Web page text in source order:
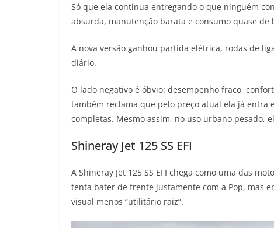
Só que ela continua entregando o que ninguém
absurda, manutenção barata e consumo quase de
A nova versão ganhou partida elétrica, rodas de
diário.
O lado negativo é óbvio: desempenho fraco,
também reclama que pelo preço atual ela já
completas. Mesmo assim, no uso urbano pesado,
Shineray Jet 125 SS EFI
A Shineray Jet 125 SS EFI chega como uma das
tenta bater de frente justamente com a Pop, mas
visual menos “utilitário raiz”.